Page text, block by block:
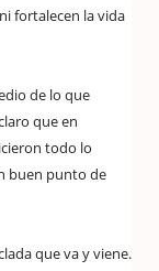
fortalecen la vida
de lo que
que en
todo lo
buen punto de
que va y viene.